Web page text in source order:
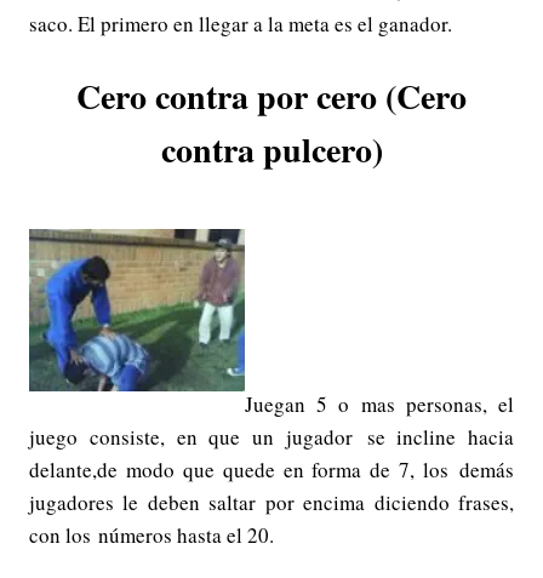
saco. El primero en llegar a la meta es el ganador.
Cero contra por cero (Cero
contra pulcero)
Juegan 5 o mas personas, el
juego consiste, en que un jugador se incline hacia
delante,de modo que quede en forma de 7, los demás
jugadores le deben saltar por encima diciendo frases,
con los números hasta el 20.